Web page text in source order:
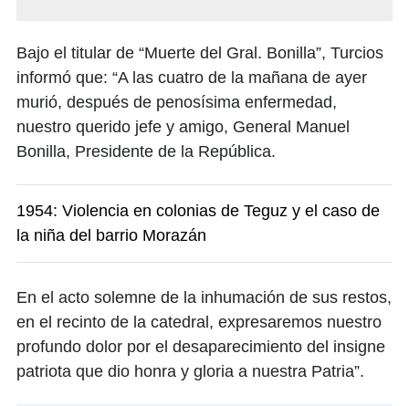
Bajo el titular de “Muerte del Gral. Bonilla”, Turcios
informó que: “A las cuatro de la mañana de ayer
murió, después de penosísima enfermedad,
nuestro querido jefe y amigo, General Manuel
Bonilla, Presidente de la República.
1954: Violencia en colonias de Teguz y el caso de
la niña del barrio Morazán
En el acto solemne de la inhumación de sus restos,
en el recinto de la catedral, expresaremos nuestro
profundo dolor por el desaparecimiento del insigne
patriota que dio honra y gloria a nuestra Patria”.